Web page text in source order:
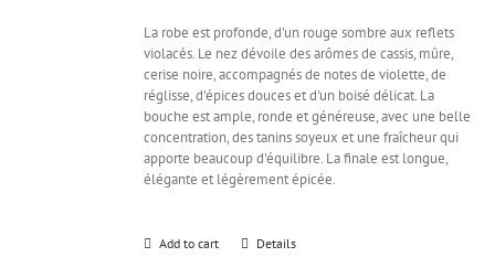
La robe est profonde, d'un rouge sombre aux reflets
violacés. Le nez dévoile des arômes de cassis, mûre,
cerise noire, accompagnés de notes de violette, de
réglisse, d'épices douces et d'un boisé délicat. La
bouche est ample, ronde et généreuse, avec une belle
concentration, des tanins soyeux et une fraîcheur qui
apporte beaucoup d'équilibre. La finale est longue,
élégante et légèrement épicée.
Add to cart Details